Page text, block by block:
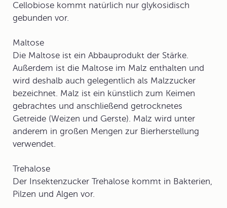
Cellobiose kommt natürlich nur glykosidisch
gebunden vor.
Maltose
Die Maltose ist ein Abbauprodukt der Stärke.
Außerdem ist die Maltose im Malz enthalten und
wird deshalb auch gelegentlich als Malzzucker
bezeichnet. Malz ist ein künstlich zum Keimen
gebrachtes und anschließend getrocknetes
Getreide (Weizen und Gerste). Malz wird unter
anderem in großen Mengen zur Bierherstellung
verwendet.
Trehalose
Der Insektenzucker Trehalose kommt in Bakterien,
Pilzen und Algen vor.